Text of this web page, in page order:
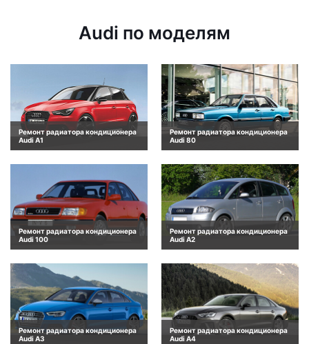
Audi по моделям
Ремонт радиатора кондиционера
Audi A1
Ремонт радиатора кондиционера
Audi 80
Ремонт радиатора кондиционера
Audi 100
Ремонт радиатора кондиционера
Audi A2
Ремонт радиатора кондиционера
Audi A3
Ремонт радиатора кондиционера
Audi A4